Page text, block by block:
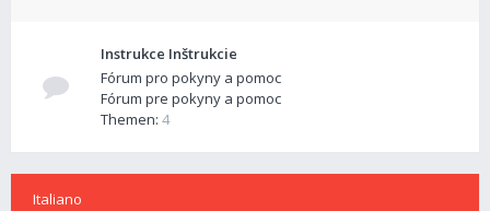
Instrukce Inštrukcie
Fórum pro pokyny a pomoc
Fórum pre pokyny a pomoc
Themen: 4
Italiano